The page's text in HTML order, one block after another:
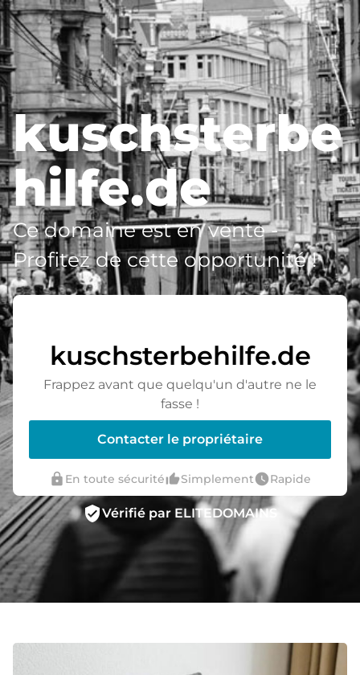
kuschsterbe
hilfe.de
Ce domaine est en vente -
Profitez de cette opportunité !
kuschsterbehilfe.de
Frappez avant que quelqu'un d'autre ne le
fasse !
Contacter le propriétaire
lock En toute sécuritéthumb_up_altSimplementwatch_laterRapide
verified_userVérifié par ELITEDOMAINS